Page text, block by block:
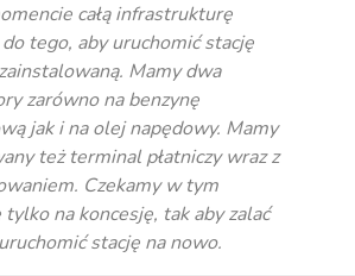
całą infrastrukturę
tego, aby uruchomić stację
Mamy dwa
zarówno na benzynę
jak i na olej napędowy. Mamy
też terminal płatniczy wraz z
Czekamy w tym
na koncesję, tak aby zalać
stację na nowo.